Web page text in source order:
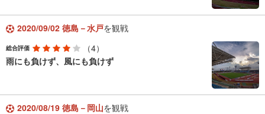
2020/09/02 徳島－水戸を観戦
総合評価
（4）
雨にも負けず、風にも負けず
2020/08/19 徳島－岡山を観戦